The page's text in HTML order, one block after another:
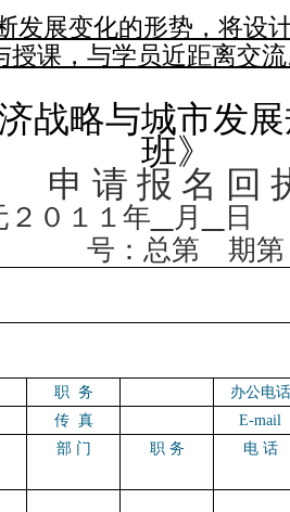
发展变化的形势，将设
授课，与学员近距离交
济战略与城市发
班》
申 请 报 名 回
２０１１年 月
日
号：总第
职 务
办公电话
传 真
E-mail
部 门 职 务 电 话